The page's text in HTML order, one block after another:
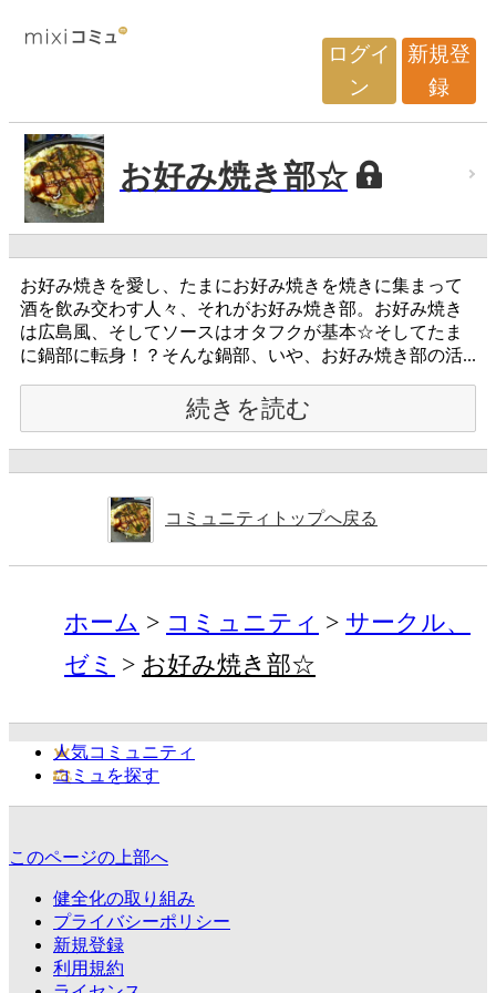
ログイ
ン
新規登
録
お好み焼き部☆
お好み焼きを愛し、たまにお好み焼きを焼きに集まって
酒を飲み交わす人々、それがお好み焼き部。お好み焼き
は広島風、そしてソースはオタフクが基本☆そしてたま
に鍋部に転身！？そんな鍋部、いや、お好み焼き部の活...
続きを読む
コミュニティトップへ戻る
ホーム コミュニティ
サークル、
ゼミ
お好み焼き部☆
人気コミュニティ
コミュを探す
このページの上部へ
健全化の取り組み
プライバシーポリシー
新規登録
利用規約